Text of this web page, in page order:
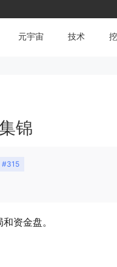
元宇宙 技术
锦
#315
资金盘。